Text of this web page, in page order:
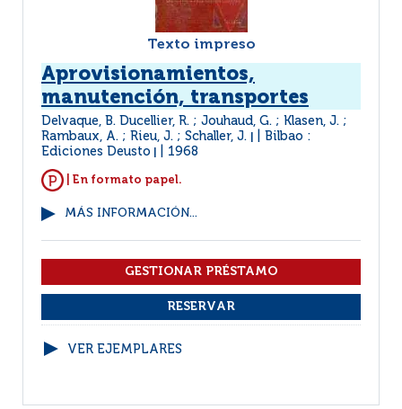
Texto impreso
Aprovisionamientos,
manutención, transportes
Delvaque, B. Ducellier, R. ; Jouhaud, G. ; Klasen, J. ;
Rambaux, A. ; Rieu, J. ; Schaller, J.
Bilbao :
Ediciones Deusto
1968
| En formato papel.
MÁS INFORMACIÓN...
VER EJEMPLARES